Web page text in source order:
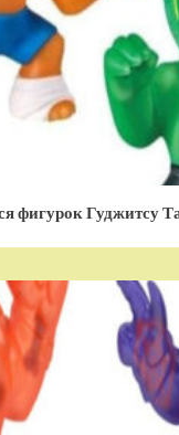
фигурок Гуджитсу